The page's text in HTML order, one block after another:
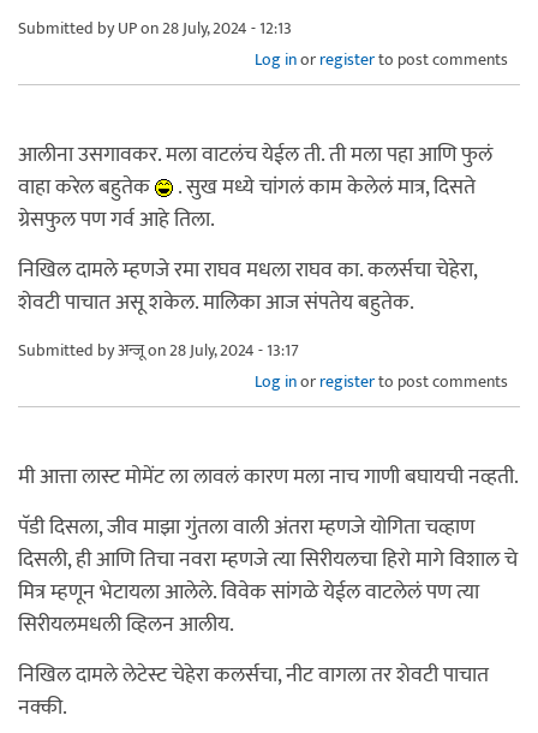
Submitted byUPon 28 July, 2024 - 12:13
Log inorregisterto post comments
आलीना उसगावकर. मला वाटलंच येईल ती. ती मला पहा आणि फुलं
वाहा करेल बहुतेक
. सुख मध्ये चांगलं काम केलेलं मात्र, दिसते
ग्रेसफुल पण गर्व आहे तिला.
निखिल दामले म्हणजे रमा राघव मधला राघव का. कलर्सचा चेहेरा,
शेवटी पाचात असू शकेल. मालिका आज संपतेय बहुतेक.
Submitted byअन्जूon 28 July, 2024 - 13:17
Log inorregisterto post comments
मी आत्ता लास्ट मोमेंट ला लावलं कारण मला नाच गाणी बघायची नव्हती.
पॅडी दिसला, जीव माझा गुंतला वाली अंतरा म्हणजे योगिता चव्हाण
दिसली, ही आणि तिचा नवरा म्हणजे त्या सिरीयलचा हिरो मागे विशाल चे
मित्र म्हणून भेटायला आलेले. विवेक सांगळे येईल वाटलेलं पण त्या
सिरीयलमधली व्हिलन आलीय.
निखिल दामले लेटेस्ट चेहेरा कलर्सचा, नीट वागला तर शेवटी पाचात
नक्की.